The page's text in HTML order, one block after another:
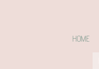
HOME